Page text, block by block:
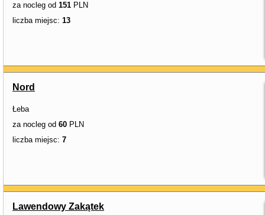
za nocleg od 151 PLN
liczba miejsc: 13
Nord
Łeba
za nocleg od 60 PLN
liczba miejsc: 7
Lawendowy Zakątek